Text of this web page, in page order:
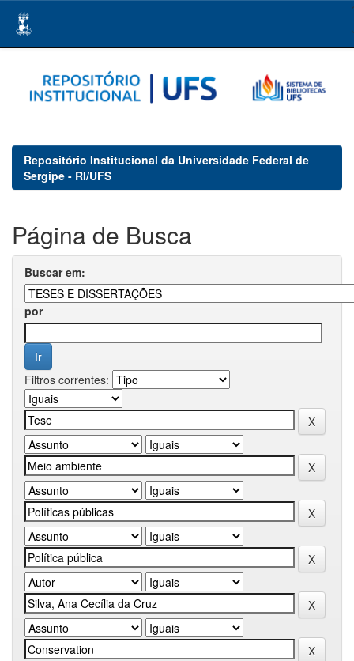
navigation
Repositório Institucional da Universidade Federal de
Sergipe - RI/UFS
Página de Busca
Buscar em:
por
Filtros correntes: